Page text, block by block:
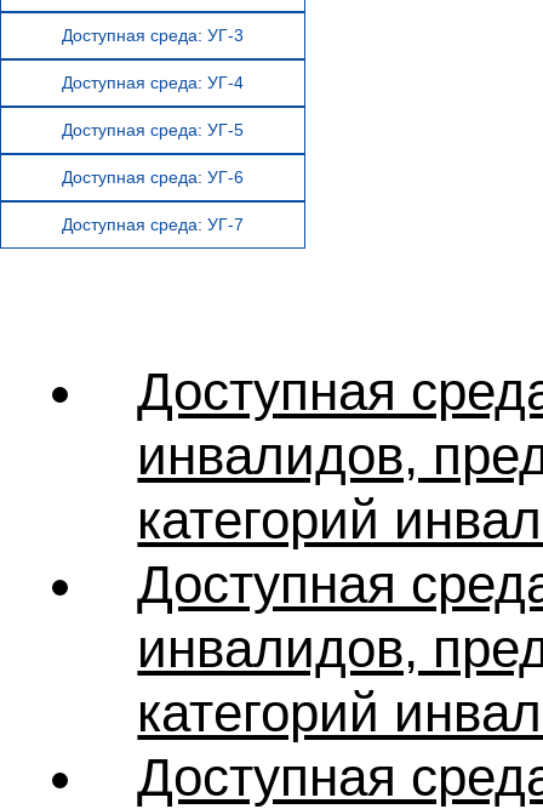
Доступная среда: УГ-3
Доступная среда: УГ-4
Доступная среда: УГ-5
Доступная среда: УГ-6
Доступная среда: УГ-7
Доступная
инвалидов,
категорий
Доступная
инвалидов,
категорий
Доступная